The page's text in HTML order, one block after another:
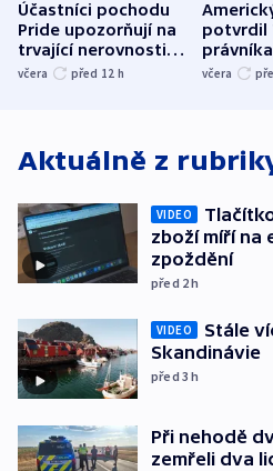
Účastníci pochodu
Pride upozorňují na
trvající nerovnosti i
společenskou
včera před 12 h
potvrdil
ministra
včera
Aktuálně z
VIDEO
zboží míří na
zpoždění
před 2h
VIDEO
Stále
Skandinávie
před 3h
Při nehodě
zemřeli dva